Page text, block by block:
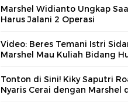
Marshel Widianto Ungkap
Harus Jalani 2 Operasi
Video: Beres Temani Istri
Marshel Mau Kuliah Bidang
Tonton di Sini! Kiky Saputri
Nyaris Cerai dengan Marshel